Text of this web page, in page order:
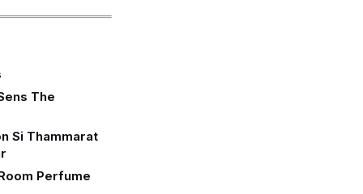
The
Si Thammarat
Perfume